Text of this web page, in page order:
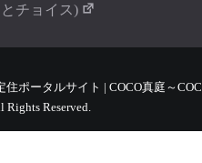
チョイス)
ポータルサイト | COCO真庭～
Rights Reserved.